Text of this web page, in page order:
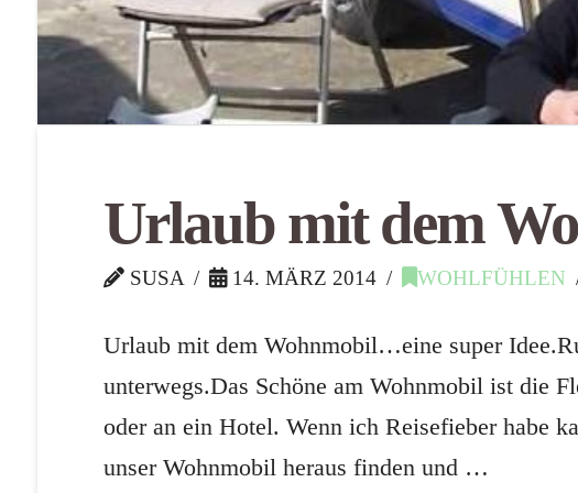
Urlaub mit dem
SUSA 14. MÄRZ 2014 WOHLFÜHLEN
Urlaub mit dem Wohnmobil…eine super
unterwegs.Das Schöne am Wohnmobil ist die
oder an ein Hotel. Wenn ich Reisefieber habe
unser Wohnmobil heraus finden und …